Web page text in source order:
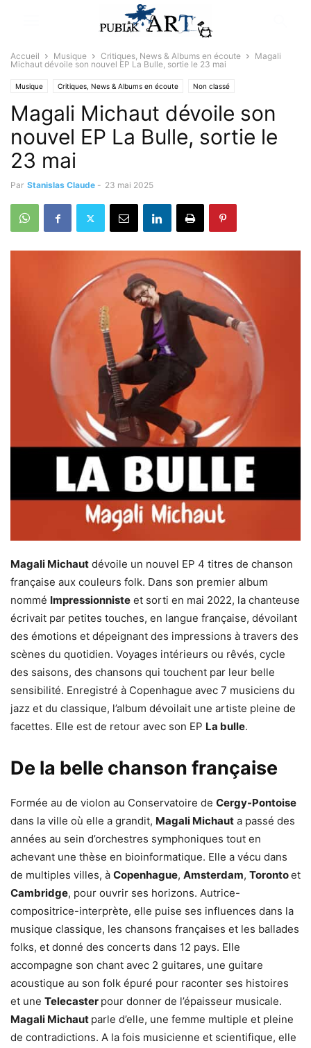
Accueil Musique Critiques, News & Albums en écoute
Magali
Michaut dévoile son nouvel EP La Bulle, sortie le 23 mai
Musique Critiques, News & Albums en écoute Non classé
Sélectionné par la rédaction
Magali Michaut dévoile son
nouvel EP La Bulle, sortie le
23 mai
Par Stanislas Claude - 23 mai 2025
Magali Michaut dévoile un nouvel EP 4 titres de chanson
française aux couleurs folk. Dans son premier album
nommé Impressionniste et sorti en mai 2022, la chanteuse
écrivait par petites touches, en langue française, dévoilant
des émotions et dépeignant des impressions à travers des
scènes du quotidien. Voyages intérieurs ou rêvés, cycle
des saisons, des chansons qui touchent par leur belle
sensibilité. Enregistré à Copenhague avec 7 musiciens du
jazz et du classique, l’album dévoilait une artiste pleine de
facettes. Elle est de retour avec son EP La bulle.
De la belle chanson française
Formée au de violon au Conservatoire de Cergy-Pontoise
dans la ville où elle a grandit, Magali Michaut a passé des
années au sein d’orchestres symphoniques tout en
achevant une thèse en bioinformatique. Elle a vécu dans
de multiples villes, à Copenhague, Amsterdam, Torontoet
Cambridge, pour ouvrir ses horizons. Autrice-
compositrice-interprète, elle puise ses influences dans la
musique classique, les chansons françaises et les ballades
folks, et donné des concerts dans 12 pays. Elle
accompagne son chant avec 2 guitares, une guitare
acoustique au son folk épuré pour raconter ses histoires
et une Telecaster pour donner de l’épaisseur musicale.
Magali Michaut parle d’elle, une femme multiple et pleine
de contradictions. A la fois musicienne et scientifique, elle